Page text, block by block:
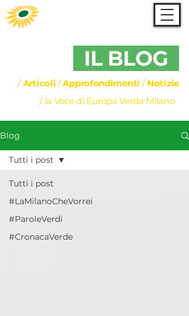
IL BLOG
/Articoli/Approfondimenti /Notizie
/ la Voce di Europa Verde Milano
Blog
Tutti i post
#LaMilanoCheVorrei
#ParoleVerdi
#CronacaVerde
Tutti i post